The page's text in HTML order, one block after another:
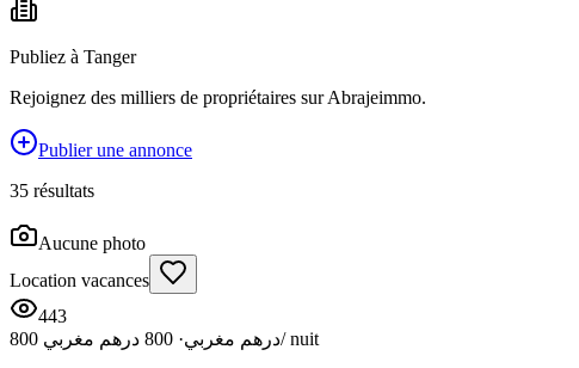
Publiez à Tanger
Rejoignez des milliers de propriétaires sur Abrajeimmo.
Publier une annonce
35 résultats
Aucune photo
Location vacances
443
800 درهم مغربي· 800 درهم مغربي / nuit